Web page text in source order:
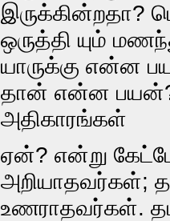
இருக்‌கின்றதா?
ஒருத்தி யும்‌
யாருக்கு என்ன
தான்‌ என்ன
அதிகாரங்கள்‌
ஏன்‌? என்று
அறியாதவர்கள்‌;
உணராதவர்கள்‌.